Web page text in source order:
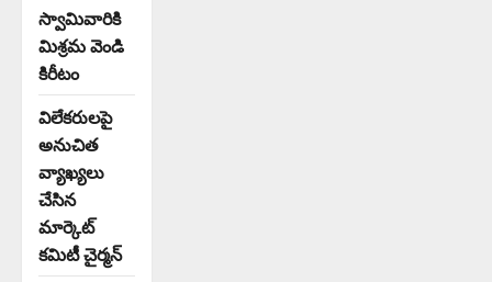
స్వామివారికి
మిశ్రమ వెండి
కిరీటం
విలేకరులపై
అనుచిత
వ్యాఖ్యలు
చేసిన
మార్కెట్
కమిటీ చైర్మన్‌